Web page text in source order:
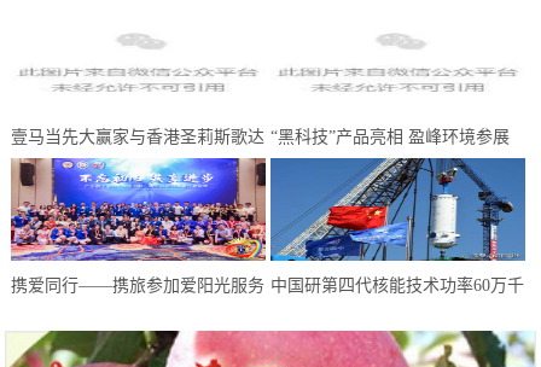
壹马当先大赢家与香港圣莉斯歌达
成全国战略合作，共创美业，共赢
未来
“黑科技”产品亮相 盈峰环境参展
中国环博会广州展受热捧
携爱同行——携旅参加爱阳光服务 中国研第四代核能技术功率60万千